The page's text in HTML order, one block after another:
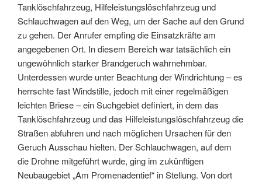
Tanklöschfahrzeug, Hilfeleistungslöschfahrzeug und
Schlauchwagen auf den Weg, um der Sache auf den Grund
zu gehen. Der Anrufer empfing die Einsatzkräfte am
angegebenen Ort. In diesem Bereich war tatsächlich ein
ungewöhnlich starker Brandgeruch wahrnehmbar.
Unterdessen wurde unter Beachtung der Windrichtung – es
herrschte fast Windstille, jedoch mit einer regelmäßigen
leichten Briese – ein Suchgebiet definiert, in dem das
Tanklöschfahrzeug und das Hilfeleistungslöschfahrzeug die
Straßen abfuhren und nach möglichen Ursachen für den
Geruch Ausschau hielten. Der Schlauchwagen, auf dem
die Drohne mitgeführt wurde, ging im zukünftigen
Neubaugebiet „Am Promenadentief“ in Stellung. Von dort